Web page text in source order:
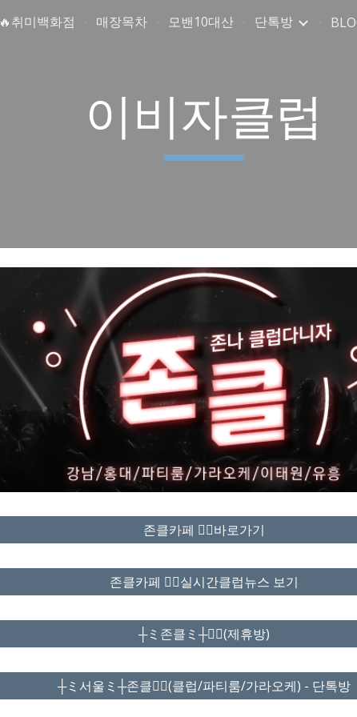
Skip to main content Skip to
🔥취미백화점 매장목차 모밴10대산 단톡방
이비자클럽
존클카페 ❤️‍🔥바로가기
존클카페 ❤️‍🔥실시간클럽뉴스 보기
┼ミ존클ミ┼❤️‍🔥(제휴방)
┼ミ서울ミ┼존클❤️‍🔥(클럽/파티룸/가라오케) - 단톡방